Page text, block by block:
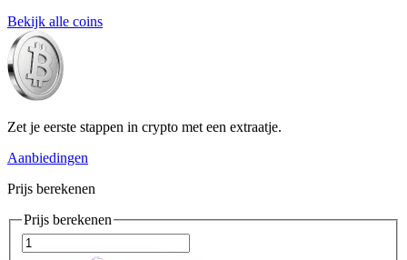
Bekijk alle coins
Zet je eerste stappen in crypto met een extraatje.
Aanbiedingen
Prijs berekenen
Prijs berekenen